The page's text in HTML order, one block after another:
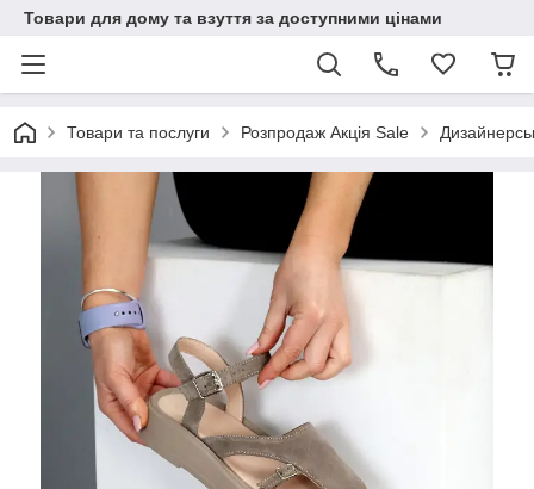
Товари для дому та взуття за доступними цінами
Товари та послуги Розпродаж Акція Sale